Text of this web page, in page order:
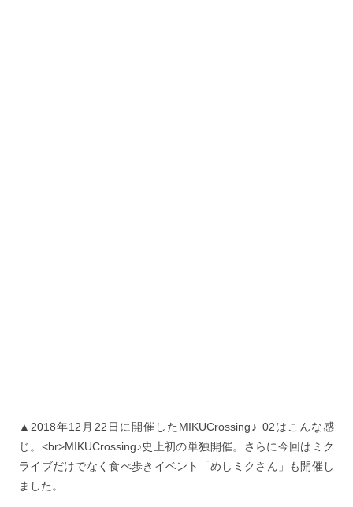
▲2018年12月22日に開催したMIKUCrossing♪ 02はこんな感
じ。<br>MIKUCrossing♪史上初の単独開催。さらに今回はミク
ライブだけでなく食べ歩きイベント「めしミクさん」も開催し
ました。